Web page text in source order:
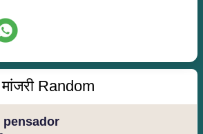
मांजरी Random
pensador